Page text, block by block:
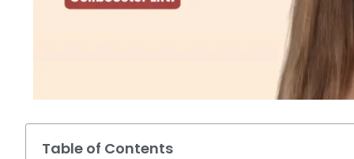
Table of Contents